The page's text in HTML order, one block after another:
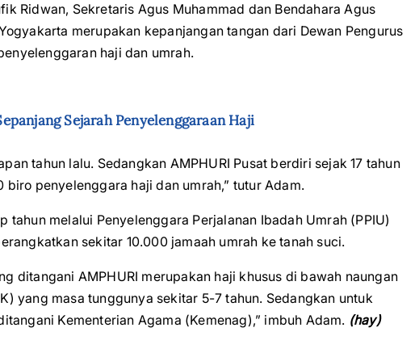
Ridwan, Sekretaris Agus Muhammad dan Bendahara Agus
merupakan kepanjangan tangan dari Dewan Pengurus
haji dan umrah.
Sejarah Penyelenggaraan Haji
tahun lalu. Sedangkan AMPHURI Pusat berdiri sejak 17 tahun
penyelenggara haji dan umrah,” tutur Adam.
tahun melalui Penyelenggara Perjalanan Ibadah Umrah (PPIU)
sekitar 10.000 jamaah umrah ke tanah suci.
ditangani AMPHURI merupakan haji khusus di bawah naungan
yang masa tunggunya sekitar 5-7 tahun. Sedangkan untuk
Kementerian Agama (Kemenag),” imbuh Adam. (hay)